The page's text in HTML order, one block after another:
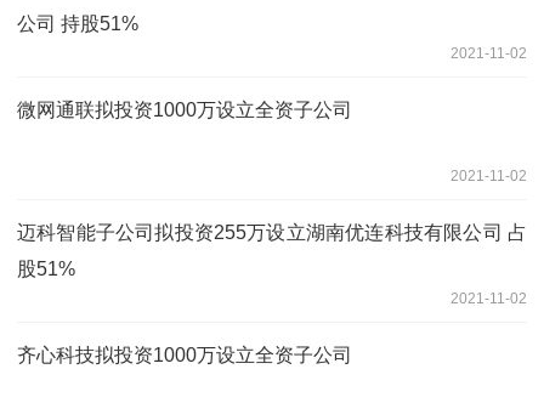
公司 持股51%
2021-11-02
微网通联拟投资1000万设立全资子公司
2021-11-02
迈科智能子公司拟投资255万设立湖南优连科技有限公司 占
股51%
2021-11-02
齐心科技拟投资1000万设立全资子公司